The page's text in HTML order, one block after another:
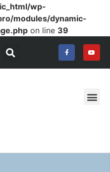
wp-
modules/dynamic-
on line 39